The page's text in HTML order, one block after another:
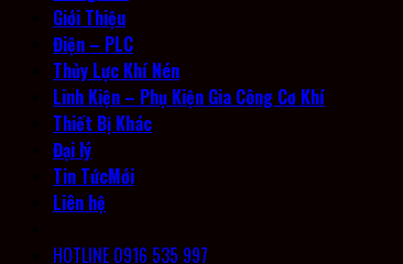
Giới Thiệu
Điện – PLC
Thủy Lực Khí Nén
Linh Kiện – Phụ Kiện Gia Công Cơ Khí
Thiết Bị Khác
Đại lý
Tin Tức
Liên hệ
HOTLINE 0916 535 997